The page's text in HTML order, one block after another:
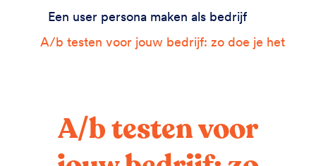
Een user persona maken als bedrijf
A/b testen voor jouw bedrijf: zo doe je het
A/b testen voor